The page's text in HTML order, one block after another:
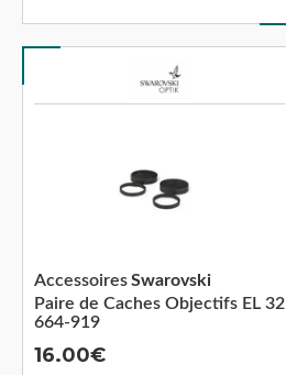
Paire de Caches Objectifs EL 32
664-919
AccessoiresSwarovski
16.00